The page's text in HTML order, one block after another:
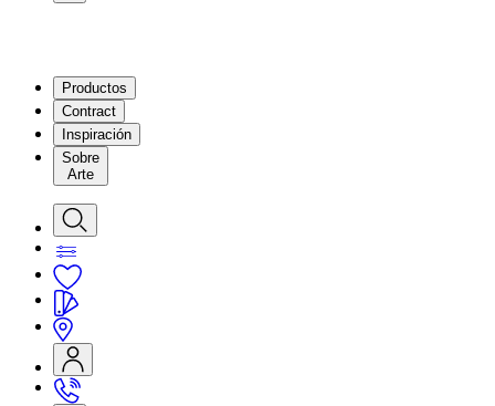
Productos
Contract
Inspiración
Sobre
Arte